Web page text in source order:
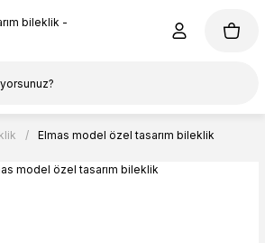
Elmas model özel tasarım bileklik